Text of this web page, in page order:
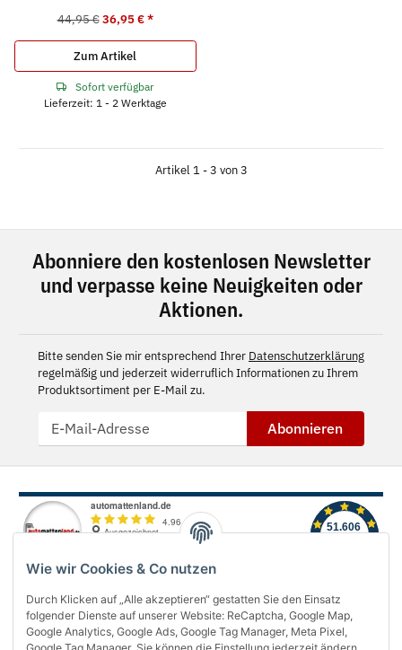
Wie wir Cookies & Co nutzen
Durch Klicken auf „Alle akzeptieren“ gestatten Sie den Einsatz
folgender Dienste auf unserer Website: ReCaptcha, Google Map,
Google Analytics, Google Ads, Google Tag Manager, Meta Pixel,
44,95 € 36,95 €*
Zum Artikel
Sofort verfügbar
Lieferzeit: 1 - 2 Werktage
Artikel 1 - 3 von 3
Abonniere den kostenlosen Newsletter
und verpasse keine Neuigkeiten oder
Aktionen.
Bitte senden Sie mir entsprechend Ihrer Datenschutzerklärung
regelmäßig und jederzeit widerruflich Informationen zu Ihrem
Produktsortiment per E-Mail zu.
Abonnieren
Über uns